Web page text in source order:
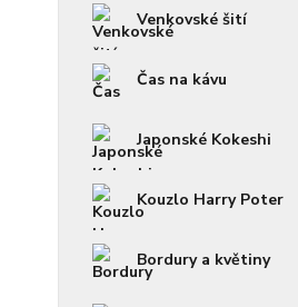
Venkovské šití
Čas na kávu
Japonské Kokeshi
Kouzlo Harry Poter
Bordury a květiny